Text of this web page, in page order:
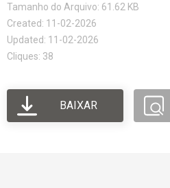
Tamanho do Arquivo: 61.62 KB
Created: 11-02-2026
Updated: 11-02-2026
Cliques: 38
BAIXAR